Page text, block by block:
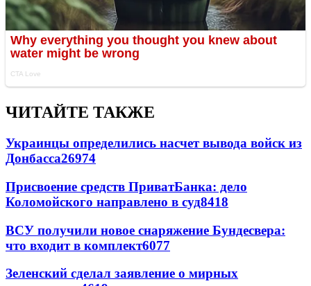
ЧИТАЙТЕ ТАКЖЕ
Украинцы определились насчет вывода войск из
Донбасса26974
Присвоение средств ПриватБанка: дело
Коломойского направлено в суд8418
ВСУ получили новое снаряжение Бундесвера:
что входит в комплект6077
Зеленский сделал заявление о мирных